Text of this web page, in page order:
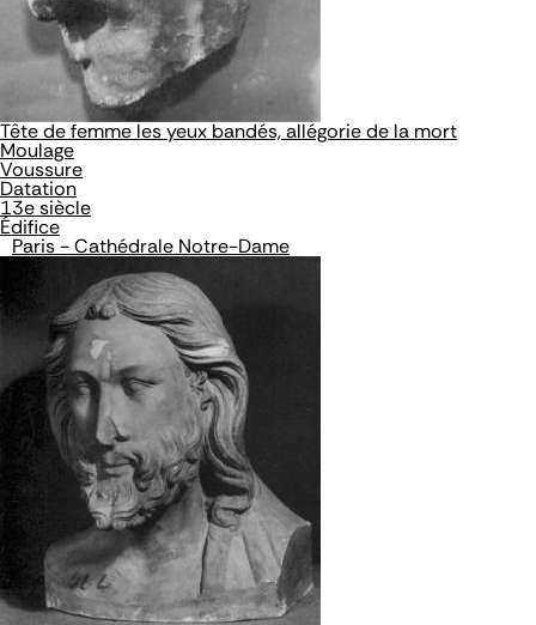
Tête de femme les yeux bandés, allégorie de la mort
Moulage
Voussure
Datation
13e siècle
Édifice
Paris - Cathédrale Notre-Dame